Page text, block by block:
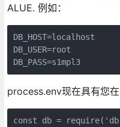
ALUE. 例如：
DB_HOST=localhost
DB_USER=root
DB_PASS=s1mpl3
process.env现在具有您
const db =